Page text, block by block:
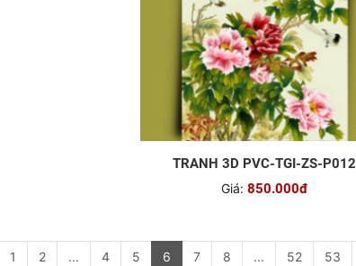
TRANH 3D PVC-TGI-ZS-P012
Giá: 850.000đ
1 2 ... 4 5 6 7 8 ... 52 53